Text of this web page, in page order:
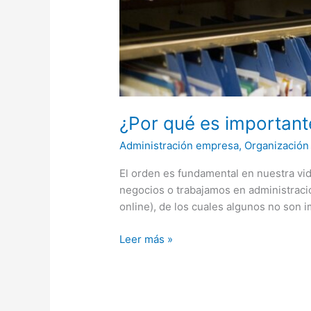
¿Por qué es
Administración empresa, Organización
El orden es fundamental en nuestra
negocios o trabajamos en
online), de los cuales algunos no son
Leer más »